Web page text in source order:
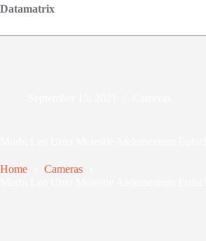
Skip
Datamatrix
Home
Cameras